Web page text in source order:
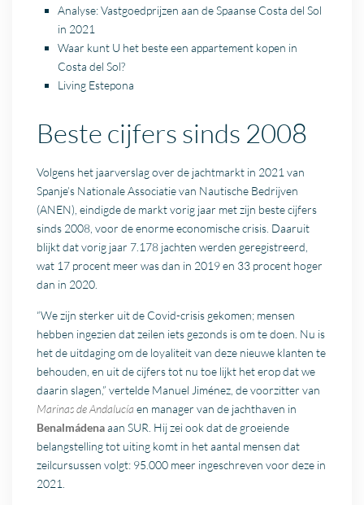
Analyse: Vastgoedprijzen aan de Spaanse Costa del Sol
in 2021
Waar kunt U het beste een appartement kopen in
Costa del Sol?
Living Estepona
Beste cijfers sinds 2008
Volgens het jaarverslag over de jachtmarkt in 2021 van
Spanje’s Nationale Associatie van Nautische Bedrijven
(ANEN), eindigde de markt vorig jaar met zijn beste cijfers
sinds 2008, voor de enorme economische crisis. Daaruit
blijkt dat vorig jaar 7.178 jachten werden geregistreerd,
wat 17 procent meer was dan in 2019 en 33 procent hoger
dan in 2020.
“We zijn sterker uit de Covid-crisis gekomen; mensen
hebben ingezien dat zeilen iets gezonds is om te doen. Nu is
het de uitdaging om de loyaliteit van deze nieuwe klanten te
behouden, en uit de cijfers tot nu toe lijkt het erop dat we
daarin slagen,” vertelde Manuel Jiménez, de voorzitter van
Marinas de Andalucía en manager van de jachthaven in
Benalmádenaaan SUR. Hij zei ook dat de groeiende
belangstelling tot uiting komt in het aantal mensen dat
zeilcursussen volgt: 95.000 meer ingeschreven voor deze in
2021.